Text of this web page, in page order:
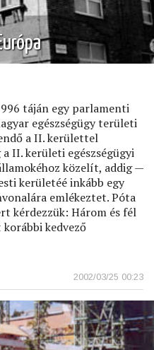
táján egy parlamenti
egészségügy területi
a II. kerülettel
II. kerületi egészségügyi
közelít, addig —
kerületéé inkább egy
emlékeztet. Póta
kérdezzük: Három és fél
kedvező
2002/03/25 00:23